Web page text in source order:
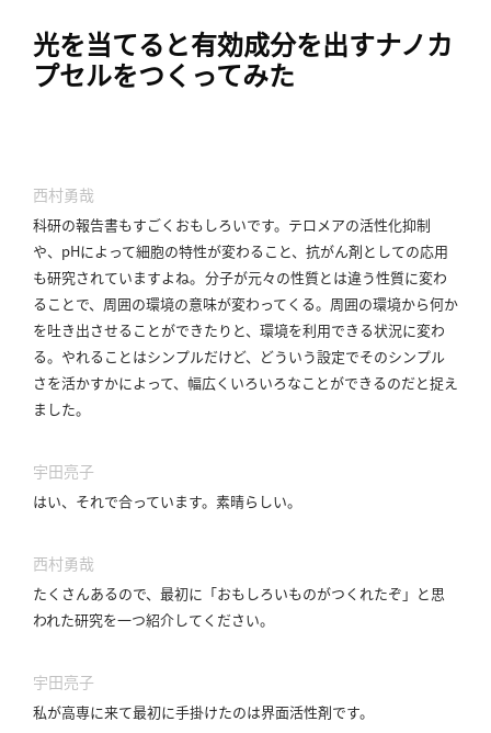
光を当てると有効成分を出すナノカ
プセルをつくってみた
西村勇哉
科研の報告書もすごくおもしろいです。 テロメアの活性化抑制
や、pHによって細胞の特性が変わること、抗がん剤としての応用
も研究されていますよね。 分子が元々の性質とは違う性質に変わ
ることで、周囲の環境の意味が変わってくる。 周囲の環境から何か
を吐き出させることができたりと、環境を利用できる状況に変わ
る。 やれることはシンプルだけど、どういう設定でそのシンプル
さを活かすかによって、幅広くいろいろなことができるのだと捉え
ました。
宇田亮子
はい、それで合っています。 素晴らしい。
西村勇哉
たくさんあるので、最初に「おもしろいものがつくれたぞ」と思
われた研究を一つ紹介してください。
宇田亮子
私が高専に来て最初に手掛けたのは界面活性剤です。